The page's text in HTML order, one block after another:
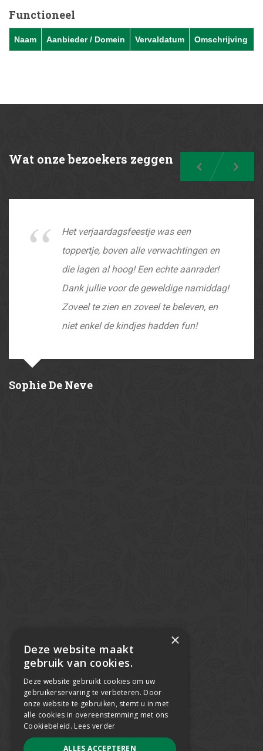
Functioneel
Naam Aanbieder / Domein Vervaldatum Omschrijving
Previous
Wat onze bezoekers zeggen
Het verjaardagsfeestje was een
toppertje, boven alle verwachtingen en
die lagen al hoog! Een echte aanrader!
Dank jullie voor de geweldige namiddag!
Zoveel te zien en zoveel te beleven, en
niet enkel de kindjes hadden fun!
Sophie De Neve
×
Deze website maakt
gebruik van cookies.
Deze website gebruikt cookies om uw
gebruikerservaring te verbeteren. Door
onze website te gebruiken, stemt u in met
alle cookies in overeenstemming met ons
Cookiebeleid. Lees verder
ALLES ACCEPTEREN